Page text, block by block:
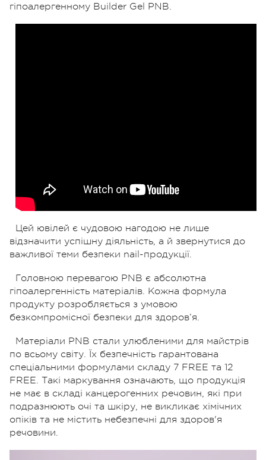
гіпоалергенному Builder Gel PNB.
Цей ювілей є чудовою нагодою не лише
відзначити успішну діяльність, а й звернутися до
важливої теми безпеки nail-продукції.
Головною перевагою PNB є абсолютна
гіпоалергенність матеріалів. Кожна формула
продукту розробляється з умовою
безкомпромісної безпеки для здоров’я.
Матеріали PNB стали улюбленими для майстрів
по всьому світу. Їх безпечність гарантована
спеціальними формулами складу 7 FREE та 12
FREE. Такі маркування означають, що продукція
не має в складі канцерогенних речовин, які при
подразнюють очі та шкіру, не викликає хімічних
опіків та не містить небезпечні для здоров'я
речовини.